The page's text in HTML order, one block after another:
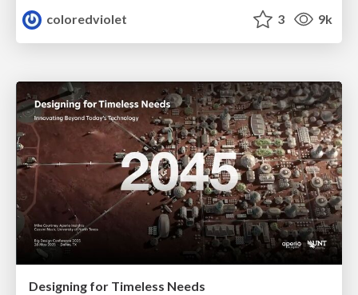
coloredviolet
3 9k
Designing for Timeless Needs